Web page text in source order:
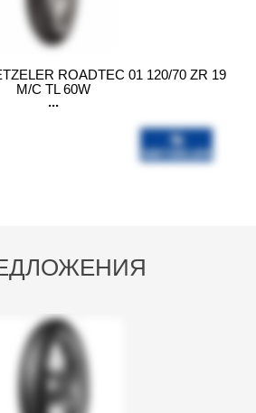
ROADTEC 01 120/70 ZR 19
M/C TL 60W